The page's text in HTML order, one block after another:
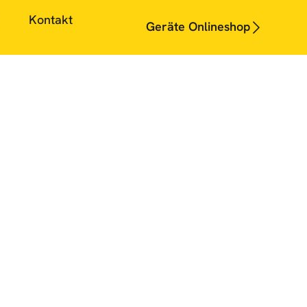
Kontakt Geräte Onlineshop